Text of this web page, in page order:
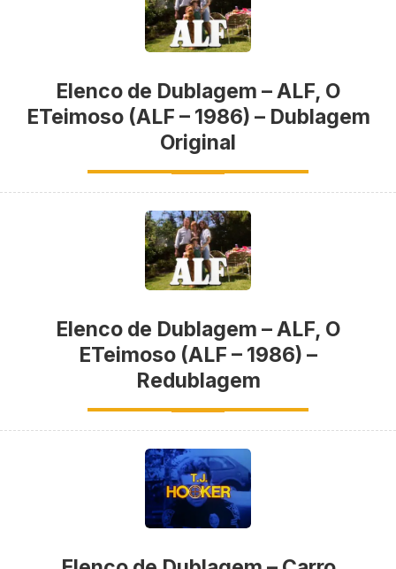
Elenco de Dublagem – ALF, O
ETeimoso (ALF – 1986) – Dublagem
Original
Elenco de Dublagem – ALF, O
ETeimoso (ALF – 1986) –
Redublagem